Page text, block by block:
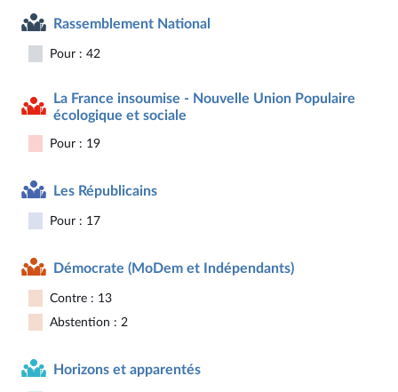
Rassemblement National
Pour : 42
La France insoumise - Nouvelle Union Populaire
écologique et sociale
Pour : 19
Les Républicains
Pour : 17
Démocrate (MoDem et Indépendants)
Contre : 13
Abstention : 2
Horizons et apparentés